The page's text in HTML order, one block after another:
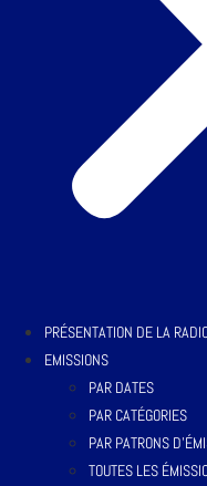
PRÉSENTATION DE LA
EMISSIONS
PAR DATES
PAR CATÉGORIES
PAR PATRONS
TOUTES LES